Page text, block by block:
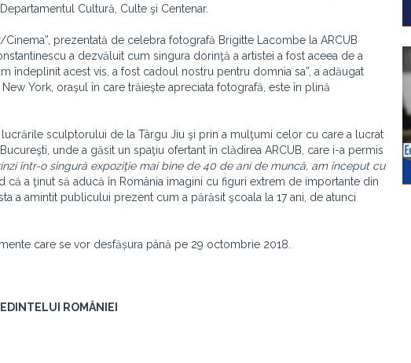
Cultură, Culte şi Centenar.
prezentată de celebra fotografă Brigitte Lacombe la ARCUB
a dezvăluit cum singura dorinţă a artistei a fost aceea de a
îndeplinit acest vis, a fost cadoul nostru pentru domnia sa”, a adăugat
York, oraşul în care trăieşte apreciata fotografă, este în plină
sculptorului de la Târgu Jiu şi prin a mulţumi celor cu care a lucrat
unde a găsit un spaţiu ofertant în clădirea ARCUB, care i-a permis
într-o singură expoziţie mai bine de 40 de ani de muncă, am început cu
că a ţinut să aducă în România imagini cu figuri extrem de importante din
a amintit publicului prezent cum a părăsit şcoala la 17 ani, de atunci
care se vor desfășura până pe 29 octombrie 2018.
ROMÂNIEI